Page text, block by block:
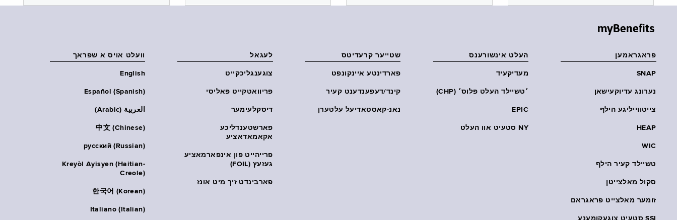
myBenefits
פראגראמען
SNAP
נערונג עדיוקעישאן
צייטווייליגע הילף
HEAP
WIC
טשיילד קעיר הילף
סקול מאלצייטן
זומער מאלצייט פראגראם
SSI סטעיט צוגעקומענע
העלט אינשורענס
מעדיקעיד
׳טשיילד העלט פּלוס׳ (CHP)
EPIC
NY סטעיט אוו העלט
שטייער קרעדיטס
פארדינטע איינקונפט
קינד/דעפענדענט קעיר
נאנ-קאסטאדיעל עלטערן
לעגאל
צוגענגליכקייט
פּריוואטקייט פּאליסי
דיסקלעימער
פארשטענדליכע
אקאמאדאציע
פרייהייט פון אינפארמאציע
געזעץ (FOIL)
פארבינדט זיך מיט אונז
וועלט אויס א שפראך
English
Español (Spanish)
العربية (Arabic)
中文 (Chinese)
русский (Russian)
Kreyòl Ayisyen (Haitian-
Creole)
한국어 (Korean)
Italiano (Italian)